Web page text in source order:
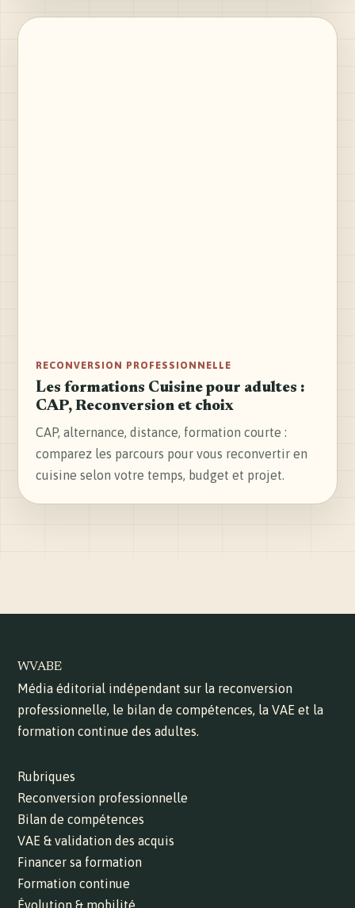
RECONVERSION PROFESSIONNELLE
Les formations Cuisine pour adultes :
CAP, Reconversion et choix
CAP, alternance, distance, formation courte :
comparez les parcours pour vous reconvertir en
cuisine selon votre temps, budget et projet.
WVABE
Média éditorial indépendant sur la reconversion
professionnelle, le bilan de compétences, la VAE et la
formation continue des adultes.
Rubriques
Reconversion professionnelle
Bilan de compétences
VAE & validation des acquis
Financer sa formation
Formation continue
Évolution & mobilité